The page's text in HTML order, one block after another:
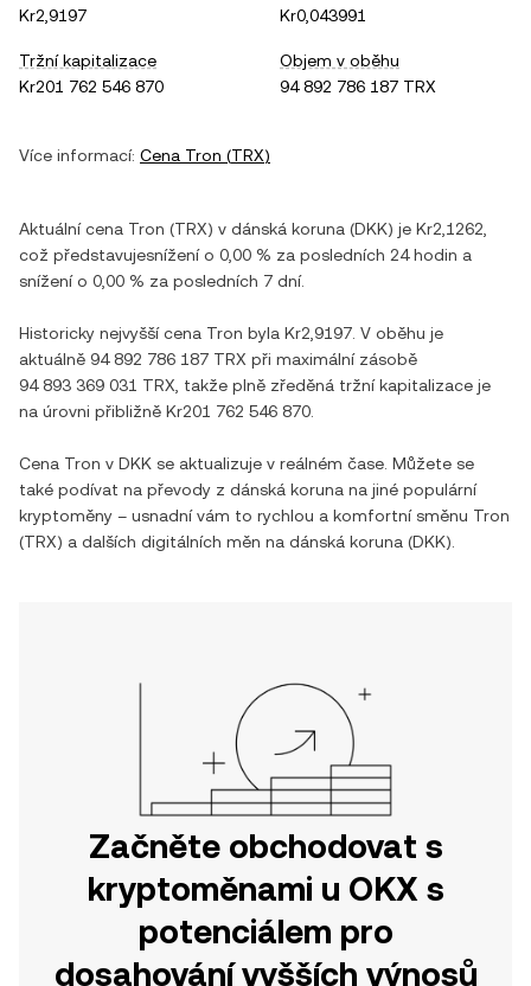
Kr2,9197
Kr0,043991
Tržní kapitalizace
Kr201 762 546 870
Objem v oběhu
94 892 786 187 TRX
Více informací: Cena Tron (TRX)
Aktuální cena Tron (TRX) v dánská koruna (DKK) je Kr2,1262
což představujesníženío 0,00 % za posledních 24 hodin a
sníženío 0,00 % za posledních 7 dní.
Historicky nejvyšší cena Tron byla Kr2,9197 . V oběhu je
aktuálně 94 892 786 187 TRX při maximální zásobě
94 893 369 031 TRX , takže plně zředěná tržní kapitalizace je
na úrovni přibližně Kr201 762 546 870
Cena Tron v DKK se aktualizuje v reálném čase. Můžete se
také podívat na převody z dánská koruna na jiné populární
kryptoměny – usnadní vám to rychlou a komfortní směnu Tron
(TRX) a dalších digitálních měn na dánská koruna (DKK).
Začněte obchodovat s
kryptoměnami u OKX s
potenciálem pro
dosahování vyšších výnosů